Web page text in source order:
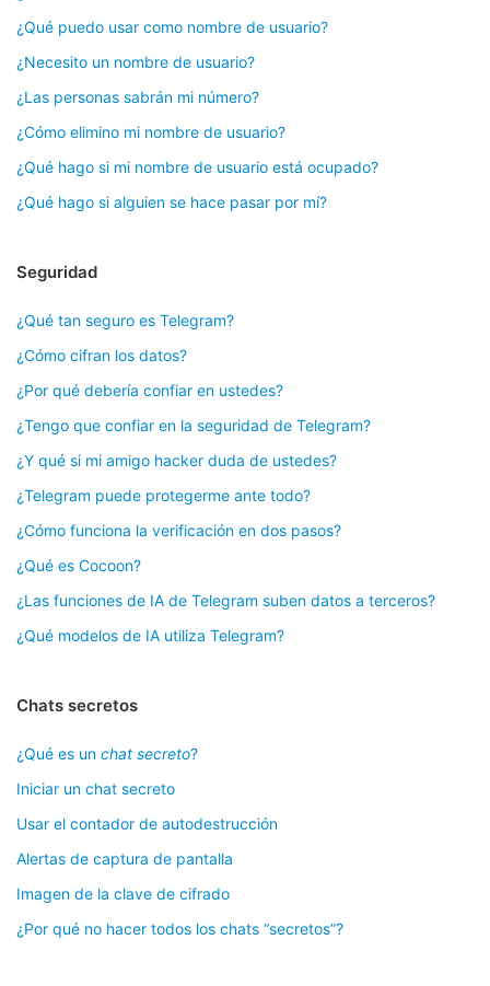
¿Qué puedo usar como nombre de usuario?
¿Necesito un nombre de usuario?
¿Las personas sabrán mi número?
¿Cómo elimino mi nombre de usuario?
¿Qué hago si mi nombre de usuario está ocupado?
¿Qué hago si alguien se hace pasar por mí?
Seguridad
¿Qué tan seguro es Telegram?
¿Cómo cifran los datos?
¿Por qué debería confiar en ustedes?
¿Tengo que confiar en la seguridad de Telegram?
¿Y qué si mi amigo hacker duda de ustedes?
¿Telegram puede protegerme ante todo?
¿Cómo funciona la verificación en dos pasos?
¿Qué es Cocoon?
¿Las funciones de IA de Telegram suben datos a terceros?
¿Qué modelos de IA utiliza Telegram?
Chats secretos
¿Qué es un chat secreto?
Iniciar un chat secreto
Usar el contador de autodestrucción
Alertas de captura de pantalla
Imagen de la clave de cifrado
¿Por qué no hacer todos los chats “secretos”?